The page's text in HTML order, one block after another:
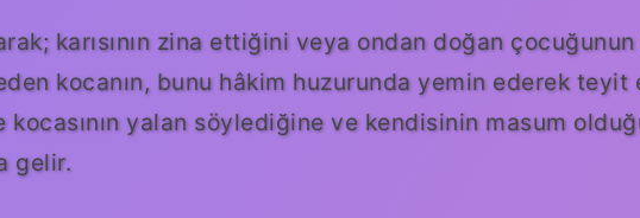
karısının zina ettiğini veya ondan doğan
kocanın, bunu hâkim huzurunda yemin ederek teyit
kocasının yalan söylediğine ve kendisinin masum
gelir.